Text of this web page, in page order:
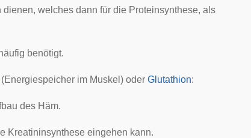
welches dann für die Proteinsynthese, als
benötigt.
(Energiespeicher im Muskel) oder Glutathion:
des Häm.
Kreatininsynthese eingehen kann.